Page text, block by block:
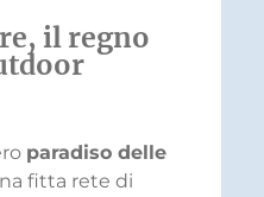
il regno
paradiso delle
fitta rete di